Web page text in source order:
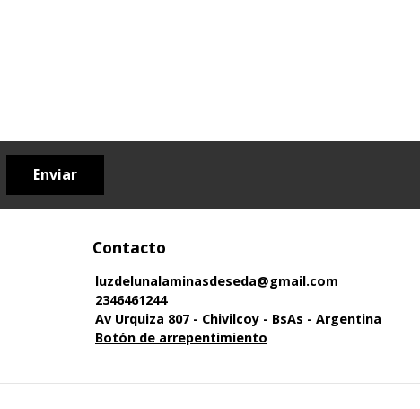
Enviar
Contacto
luzdelunalaminasdeseda@gmail.com
2346461244
Av Urquiza 807 - Chivilcoy - BsAs - Argentina
Botón de arrepentimiento